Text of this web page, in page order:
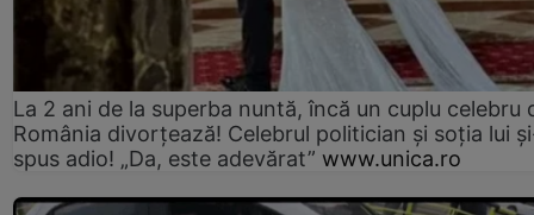
La 2 ani de la superba nuntă, încă un cuplu celebru
România divorțează! Celebrul politician și soția lui
spus adio! „Da, este adevărat” www.unica.ro